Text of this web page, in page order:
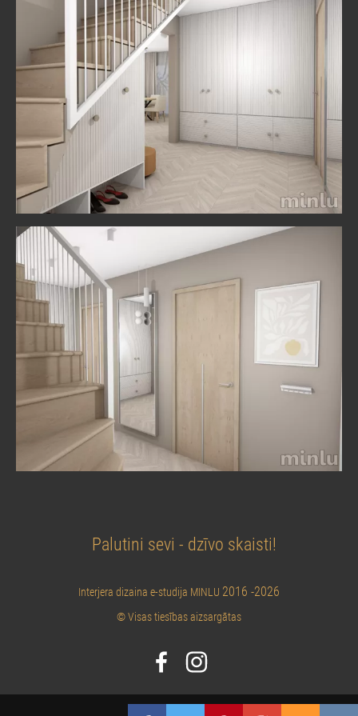
Palutini sevi - dzīvo skaisti!
Interjera dizaina e-studija MINLU 2016 -2026
© Visas tiesības aizsargātas